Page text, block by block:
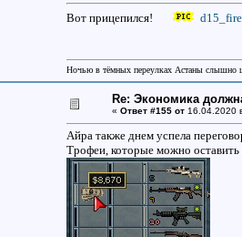
Вот прицепился!
Ночью в тёмных переулках Астаны слышно
Re: Экономика
« Ответ #155 от 16.04.2020
Айра также днем успела
Трофеи, которые можно оставить